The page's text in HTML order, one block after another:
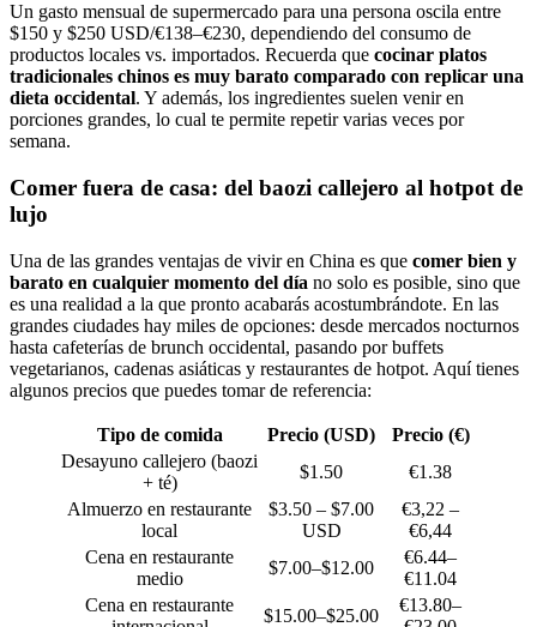
Un gasto mensual de supermercado para una persona oscila entre
$150 y $250 USD/€138–€230, dependiendo del consumo de
productos locales vs. importados. Recuerda que cocinar platos
tradicionales chinos es muy barato comparado con replicar una
dieta occidental. Y además, los ingredientes suelen venir en
porciones grandes, lo cual te permite repetir varias veces por
semana.
Comer fuera de casa: del baozi callejero al hotpot de
lujo
Una de las grandes ventajas de vivir en China es que comer bien y
barato en cualquier momento del día no solo es posible, sino que
es una realidad a la que pronto acabarás acostumbrándote. En las
grandes ciudades hay miles de opciones: desde mercados nocturnos
hasta cafeterías de brunch occidental, pasando por buffets
vegetarianos, cadenas asiáticas y restaurantes de hotpot. Aquí tienes
algunos precios que puedes tomar de referencia:
Tipo de comida Precio (USD)
Precio (€)
Desayuno callejero (baozi
+ té)
$1.50
€1.38
Almuerzo en restaurante
local
$3.50 – $7.00
USD
€3,22 –
€6,44
Cena en restaurante
medio
$7.00–$12.00
€6.44–
€11.04
Cena en restaurante
$15.00–$25.00
€13.80–